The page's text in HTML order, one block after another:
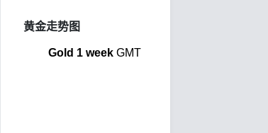
黄金走势图
Gold 1 weekGMT